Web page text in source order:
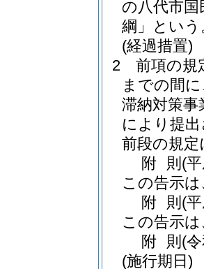
の八代市国
綱」という
(経過措置)
2
前項の規
までの間
滞納対策事
により提
前段の規
附 則 (
この告示
附 則 (
この告示
附 則 (
(施行期日)